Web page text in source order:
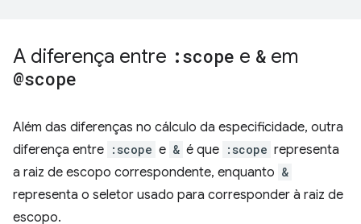
A diferença entre :scope e & em
@scope
Além das diferenças no cálculo da especificidade, outra
diferença entre :scope e & é que :scope representa
a raiz de escopo correspondente, enquanto &
representa o seletor usado para corresponder à raiz de
escopo.